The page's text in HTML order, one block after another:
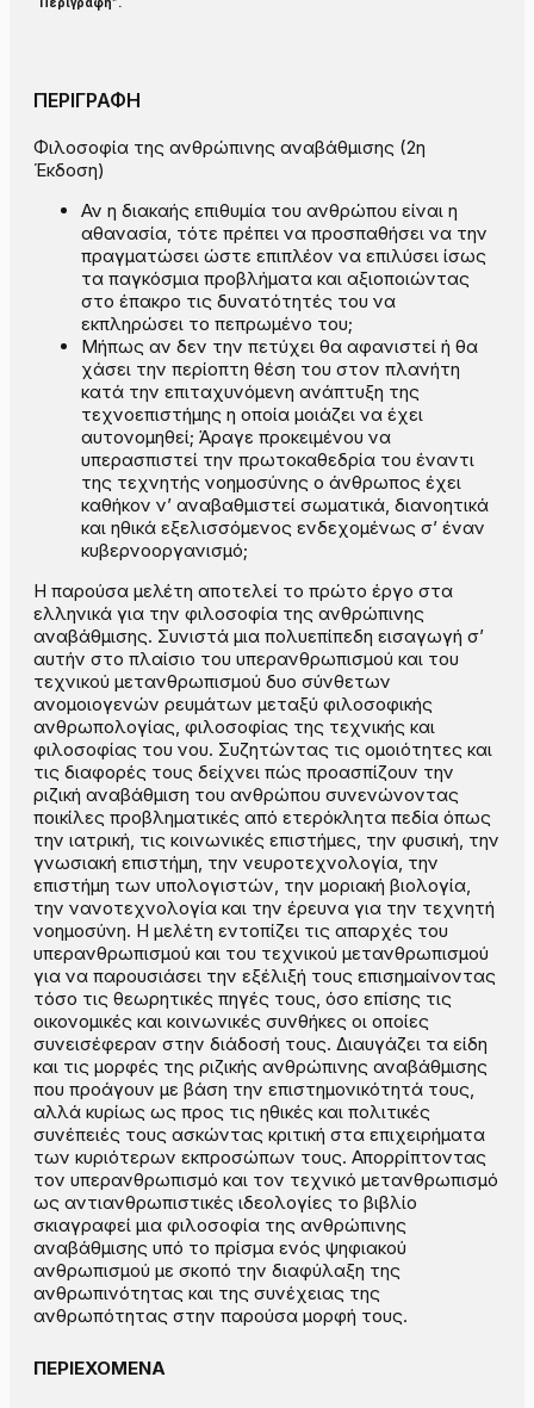
“Περιγραφή”.
ΠΕΡΙΓΡΑΦΗ
Φιλοσοφία της ανθρώπινης αναβάθμισης (2η
Έκδοση)
Αν η διακαής επιθυμία του ανθρώπου είναι η
αθανασία, τότε πρέπει να προσπαθήσει να την
πραγματώσει ώστε επιπλέον να επιλύσει ίσως
τα παγκόσμια προβλήματα και αξιοποιώντας
στο έπακρο τις δυνατότητές του να
εκπληρώσει το πεπρωμένο του;
Μήπως αν δεν την πετύχει θα αφανιστεί ή θα
χάσει την περίοπτη θέση του στον πλανήτη
κατά την επιταχυνόμενη ανάπτυξη της
τεχνοεπιστήμης η οποία μοιάζει να έχει
αυτονομηθεί; Άραγε προκειμένου να
υπερασπιστεί την πρωτοκαθεδρία του έναντι
της τεχνητής νοημοσύνης ο άνθρωπος έχει
καθήκον ν’ αναβαθμιστεί σωματικά, διανοητικά
και ηθικά εξελισσόμενος ενδεχομένως σ’ έναν
κυβερνοοργανισμό;
Η παρούσα μελέτη αποτελεί το πρώτο έργο στα
ελληνικά για την φιλοσοφία της ανθρώπινης
αναβάθμισης. Συνιστά μια πολυεπίπεδη εισαγωγή σ’
αυτήν στο πλαίσιο του υπερανθρωπισμού και του
τεχνικού μετανθρωπισμού δυο σύνθετων
ανομοιογενών ρευμάτων μεταξύ φιλοσοφικής
ανθρωπολογίας, φιλοσοφίας της τεχνικής και
φιλοσοφίας του νου. Συζητώντας τις ομοιότητες και
τις διαφορές τους δείχνει πώς προασπίζουν την
ριζική αναβάθμιση του ανθρώπου συνενώνοντας
ποικίλες προβληματικές από ετερόκλητα πεδία όπως
την ιατρική, τις κοινωνικές επιστήμες, την φυσική, την
γνωσιακή επιστήμη, την νευροτεχνολογία, την
επιστήμη των υπολογιστών, την μοριακή βιολογία,
την νανοτεχνολογία και την έρευνα για την τεχνητή
νοημοσύνη. Η μελέτη εντοπίζει τις απαρχές του
υπερανθρωπισμού και του τεχνικού μετανθρωπισμού
για να παρουσιάσει την εξέλιξή τους επισημαίνοντας
τόσο τις θεωρητικές πηγές τους, όσο επίσης τις
οικονομικές και κοινωνικές συνθήκες οι οποίες
συνεισέφεραν στην διάδοσή τους. Διαυγάζει τα είδη
και τις μορφές της ριζικής ανθρώπινης αναβάθμισης
που προάγουν με βάση την επιστημονικότητά τους,
αλλά κυρίως ως προς τις ηθικές και πολιτικές
συνέπειές τους ασκώντας κριτική στα επιχειρήματα
των κυριότερων εκπροσώπων τους. Απορρίπτοντας
τον υπερανθρωπισμό και τον τεχνικό μετανθρωπισμό
ως αντιανθρωπιστικές ιδεολογίες το βιβλίο
σκιαγραφεί μια φιλοσοφία της ανθρώπινης
αναβάθμισης υπό το πρίσμα ενός ψηφιακού
ανθρωπισμού με σκοπό την διαφύλαξη της
ανθρωπινότητας και της συνέχειας της
ανθρωπότητας στην παρούσα μορφή τους.
ΠΕΡΙΕΧΟΜΕΝΑ